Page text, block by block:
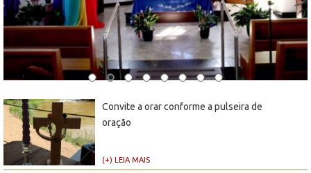
Convite a orar conforme a pulseira de
oração
(+) LEIA MAIS